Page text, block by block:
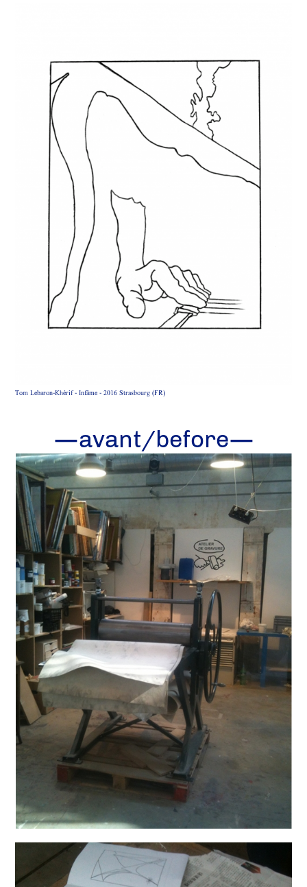
Tom Lebaron-Khérif - Infâme - 2016 Strasbourg (FR)
—avant/before—